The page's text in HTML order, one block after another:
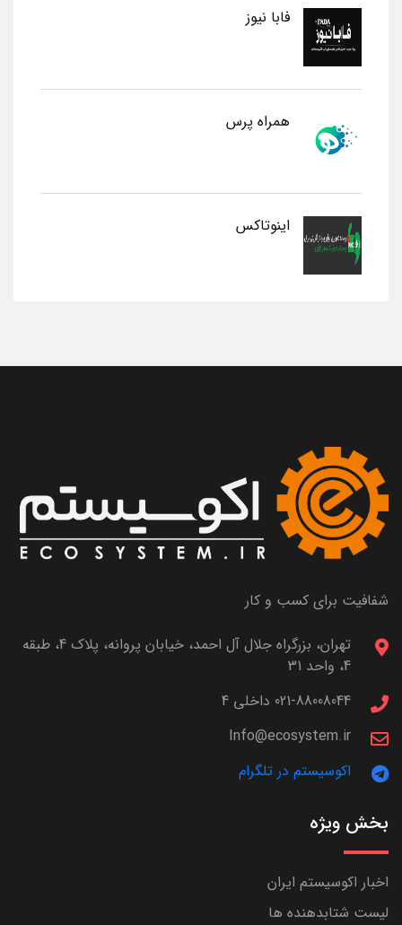
فابا نیوز
همراه پرس
اینوتاکس
شفافیت برای کسب و کار
تهران، بزرگراه جلال آل احمد، خیابان پروانه، پلاک 4، طبقه
4، واحد 31
021-88008044 داخلی 4
Info@ecosystem.ir
اکوسیستم در تلگرام
بخش ویژه
اخبار اکوسیستم ایران
لیست شتابدهنده ها